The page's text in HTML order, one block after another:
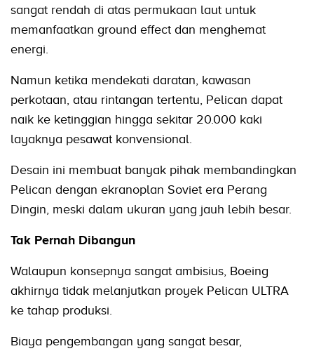
sangat rendah di atas permukaan laut untuk
memanfaatkan ground effect dan menghemat
energi.
Namun ketika mendekati daratan, kawasan
perkotaan, atau rintangan tertentu, Pelican dapat
naik ke ketinggian hingga sekitar 20.000 kaki
layaknya pesawat konvensional.
Desain ini membuat banyak pihak membandingkan
Pelican dengan ekranoplan Soviet era Perang
Dingin, meski dalam ukuran yang jauh lebih besar.
Tak Pernah Dibangun
Walaupun konsepnya sangat ambisius, Boeing
akhirnya tidak melanjutkan proyek Pelican ULTRA
ke tahap produksi.
Biaya pengembangan yang sangat besar,